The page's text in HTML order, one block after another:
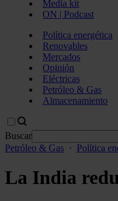
Media kit
ON | Podcast
Política energética
Renovables
Mercados
Opinión
Eléctricas
Petróleo & Gas
Almacenamiento
Buscar
Petróleo & Gas · Política
La India